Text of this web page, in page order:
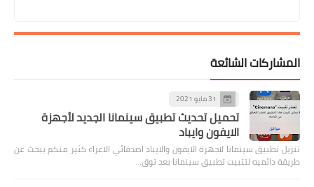
المشاركات الشائعة
31 مايو 2021
تحميل تحديث تطبيق سينمانا الجديد لأجهزة
الايفون وايباد
تنزيل تطبيق سينمانا لاجهزة الايفون والايباد اصدقائي الاعزاء كثير منكم يبحث عن
طريقة دائميه لتثبيت تطبيق سينمانا بعد توق…